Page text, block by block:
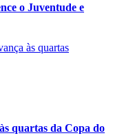
o Juventude e
quartas da Copa do